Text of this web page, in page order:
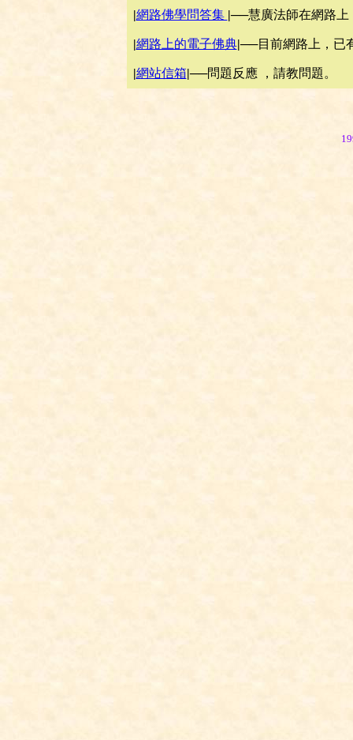
|網路佛學問答集 |──慧廣法師在網路上
|網路上的電子佛典|──目前網路上，已
|網站信箱|──問題反應 ，請教問題。